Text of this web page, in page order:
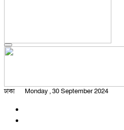
ঢাকা Monday , 30 September 2024